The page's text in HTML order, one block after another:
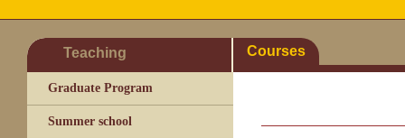
Teaching
Graduate Program
Summer school
Courses